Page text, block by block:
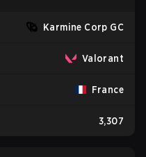
Karmine Corp GC
Valorant
France
3,307